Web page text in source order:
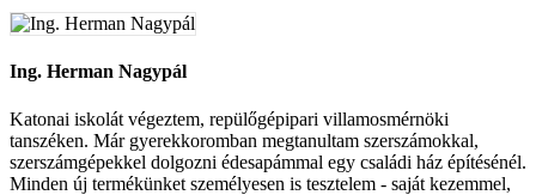
Ing. Herman Nagypál
Katonai iskolát végeztem, repülőgépipari villamosmérnöki
tanszéken. Már gyerekkoromban megtanultam szerszámokkal,
szerszámgépekkel dolgozni édesapámmal egy családi ház építésénél.
Minden új termékünket személyesen is tesztelem - saját kezemmel,